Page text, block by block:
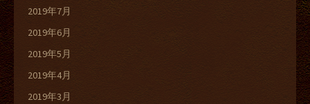
2019年7月
2019年6月
2019年5月
2019年4月
2019年3月